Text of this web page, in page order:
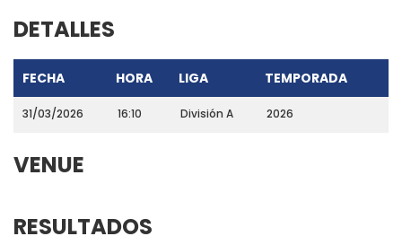
DETALLES
FECHA HORA LIGA TEMPORADA
31/03/2026 16:10 División A 2026
VENUE
RESULTADOS